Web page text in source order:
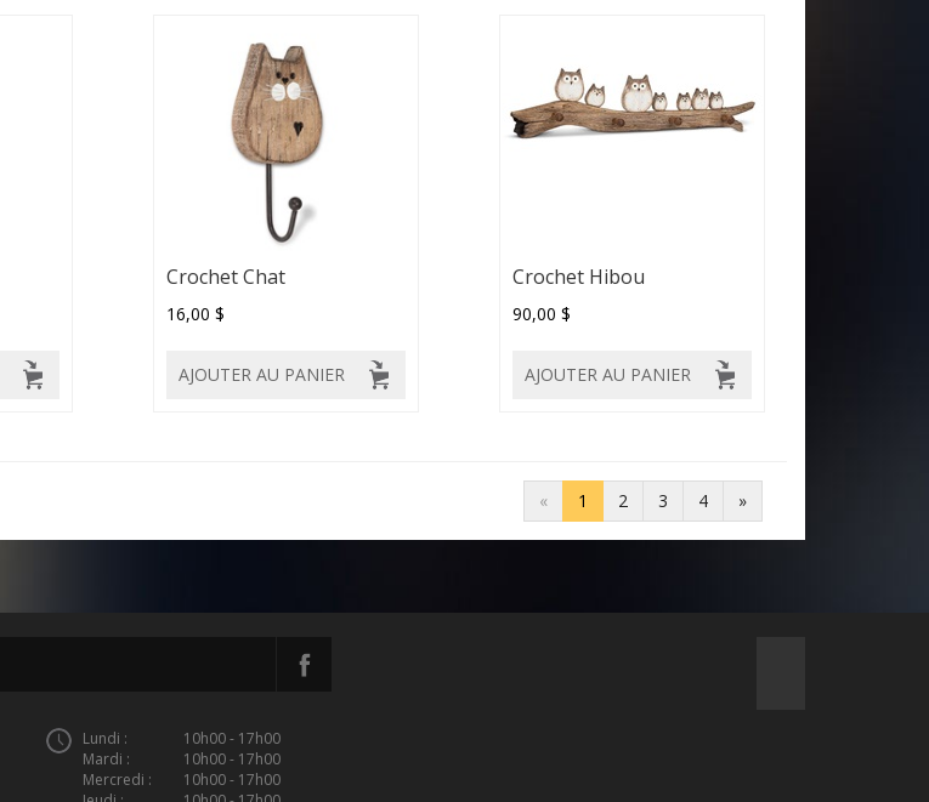
Crochet Chat
16,00 $
AJOUTER AU PANIER
Crochet Hibou
90,00 $
AJOUTER AU PANIER
« 1 2 3 4 »
Lundi :
10h00 - 17h00
Mardi :
10h00 - 17h00
Mercredi :
10h00 - 17h00